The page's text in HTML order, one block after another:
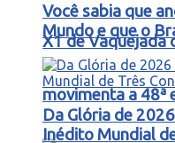
X1 de Vaquejada
movimenta a 48ª
Você sabia que
Mundo e que o
Da Glória de
Inédito Mundial